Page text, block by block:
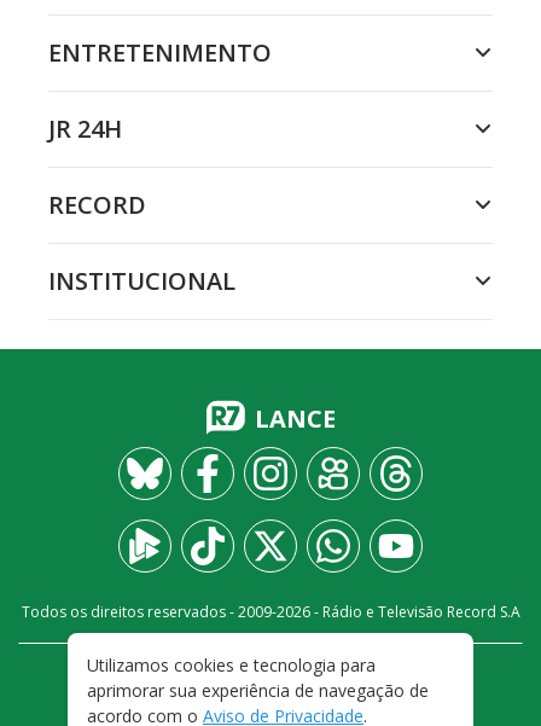
ENTRETENIMENTO
JR 24H
RECORD
INSTITUCIONAL
LANCE
Todos os direitos reservados - 2009-2026- Rádio e Televisão Record S.A
FALE CONOSCO
PRIVACIDADE
TERMOS E CONDIÇÕES DE USO
Utilizamos cookies e tecnologia para
aprimorar sua experiência de navegação de
acordo com o Aviso de Privacidade.